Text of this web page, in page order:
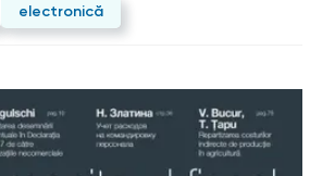
electronică